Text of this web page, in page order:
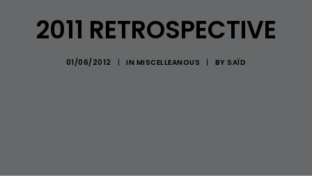
2011 RETROSPECTIVE
01/06/2012 | IN MISCELLEANOUS | BY SAÏD